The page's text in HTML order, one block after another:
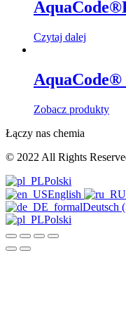
Czytaj dalej
AquaCode®
Zobacz produkty
Łączy nas chemia
© 2022 All Rights
Polski
English
Deutsch
Polski